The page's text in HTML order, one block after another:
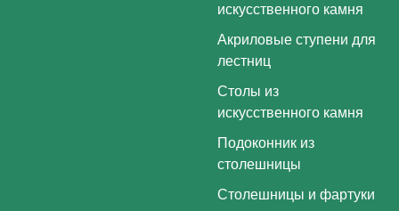
искусственного камня
Акриловые ступени для
лестниц
Столы из
искусственного камня
Подоконник из
столешницы
Столешницы и фартуки